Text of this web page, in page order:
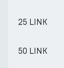
25 LINK
50 LINK